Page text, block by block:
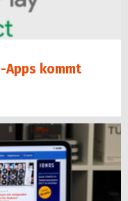
kommt